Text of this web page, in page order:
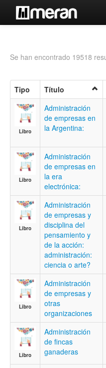
Contacto
Se han encontrado 19518
Tipo Título
Libro
Administración
de empresas en
la Argentina:
Libro
Administración
de empresas en
la era
electrónica:
Libro
Administración
de empresas y
disciplina del
pensamiento y
de la acción:
administración:
ciencia o arte?
Libro
Administración
de empresas y
otras
organizaciones
Libro
Administración
de fincas
ganaderas